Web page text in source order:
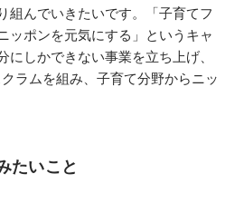
組んでいきたいです。「子育てフ
ッポンを元気にする」というキャ
にしかできない事業を立ち上げ、
ラムを組み、子育て分野からニッ
たいこと